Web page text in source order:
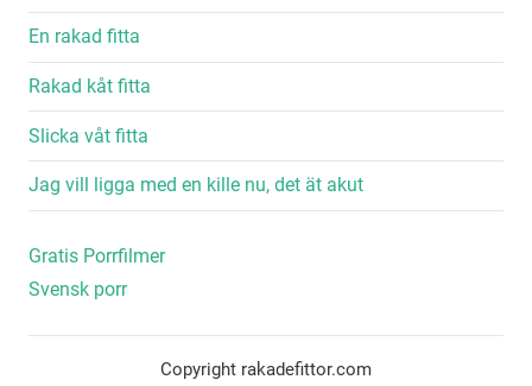
En rakad fitta
Rakad kåt fitta
Slicka våt fitta
Jag vill ligga med en kille nu, det ät akut
Gratis Porrfilmer
Svensk porr
Copyright rakadefittor.com